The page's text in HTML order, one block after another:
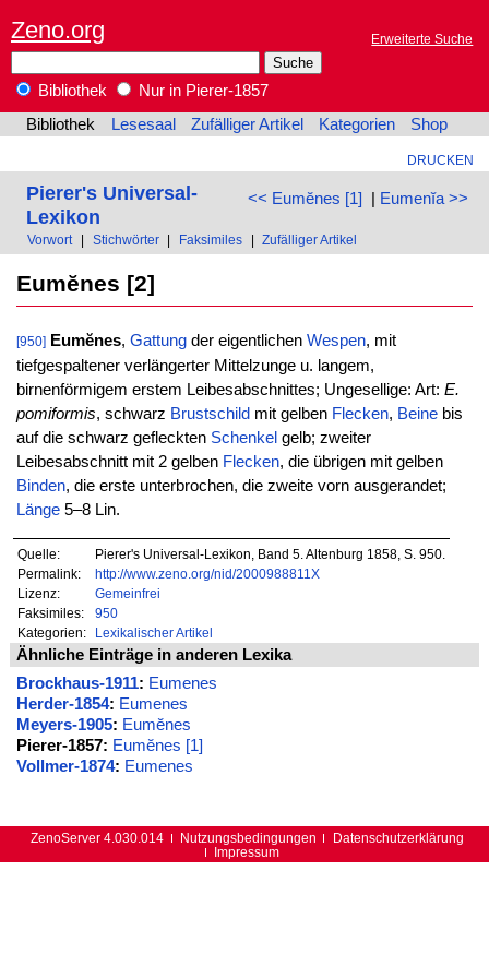
Zeno.org Erweiterte Suche
Bibliothek
Nur in Pierer-1857
Bibliothek
Lesesaal Zufälliger Artikel Kategorien Shop
DRUCKEN
<< Eumĕnes [1] | Eumenĭa >>
Pierer's Universal-
Lexikon
Vorwort Stichwörter Faksimiles Zufälliger Artikel
Eumĕnes [2]
[950] Eumĕnes, Gattungder eigentlichen Wespen, mit
tiefgespaltener verlängerter Mittelzunge u. langem,
birnenförmigem erstem Leibesabschnittes; Ungesellige: Art: E.
pomiformis, schwarz Brustschild mit gelben Flecken, Beinebis
auf die schwarz gefleckten Schenkel gelb; zweiter
Leibesabschnitt mit 2 gelben Flecken, die übrigen mit gelben
Binden, die erste unterbrochen, die zweite vorn ausgerandet;
Länge5–8 Lin.
Quelle:
Pierer's Universal-Lexikon, Band 5. Altenburg 1858, S. 950.
Permalink:
http://www.zeno.org/nid/2000988811X
Lizenz:
Gemeinfrei
Faksimiles:
950
Kategorien:
Lexikalischer Artikel
Ähnliche Einträge in anderen Lexika
Brockhaus-1911: Eumenes
Herder-1854: Eumenes
Meyers-1905: Eumĕnes
Pierer-1857: Eumĕnes [1]
Vollmer-1874: Eumenes
ZenoServer 4.030.014 Nutzungsbedingungen
Datenschutzerklärung
Impressum